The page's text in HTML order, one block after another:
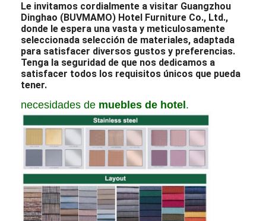
Le invitamos cordialmente a visitar Guangzhou
Dinghao (BUVMAMO) Hotel Furniture Co., Ltd.,
donde le espera una vasta y meticulosamente
seleccionada selección de materiales, adaptada
para satisfacer diversos gustos y preferencias.
Tenga la seguridad de que nos dedicamos a
satisfacer todos los requisitos únicos que pueda
tener.
necesidades de muebles de hotel .